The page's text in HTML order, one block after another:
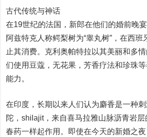
古代传统与神话
在19世纪的法国，新郎在他们的婚前晚宴
阿兹特克人称鳄梨树为“睾丸树”，在西班
止其消费。克利奥帕特拉以其美丽和多
们使用豆蔻，无花果，芳香疗法和珍珠
能力。
在印度，长期以来人们认为麝香是一种
陀，shilajit，来自喜马拉雅山脉沥青岩
春药一样起作用。即使在今天的新婚之